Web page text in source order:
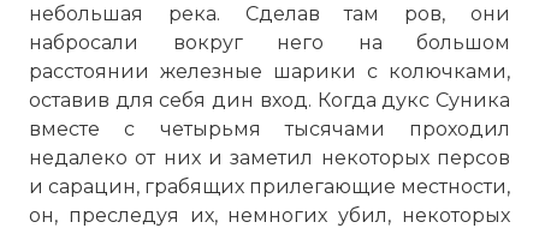
небольшая река. Сделав там ров, они
набросали вокруг него на большом
расстоянии железные шарики с колючками,
оставив для себя дин вход. Когда дукс Суника
вместе с четырьмя тысячами проходил
недалеко от них и заметил некоторых персов
и сарацин, грабящих прилегающие местности,
он, преследуя их, немногих убил, некоторых